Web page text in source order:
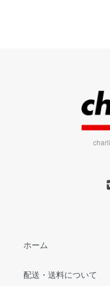
ホーム
配送・送料について